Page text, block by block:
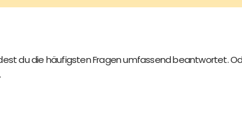
du die häufigsten Fragen umfassend beantwortet.